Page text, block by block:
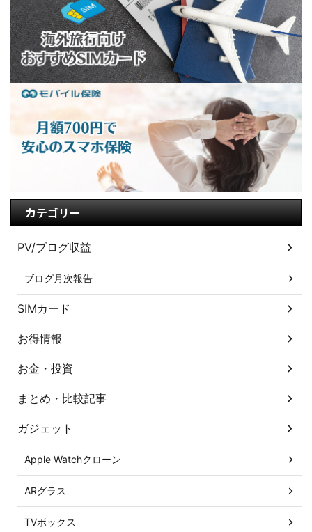
カテゴリー
PV/ブログ収益
ブログ月次報告
SIMカード
お得情報
お金・投資
まとめ・比較記事
ガジェット
Apple Watchクローン
ARグラス
TVボックス